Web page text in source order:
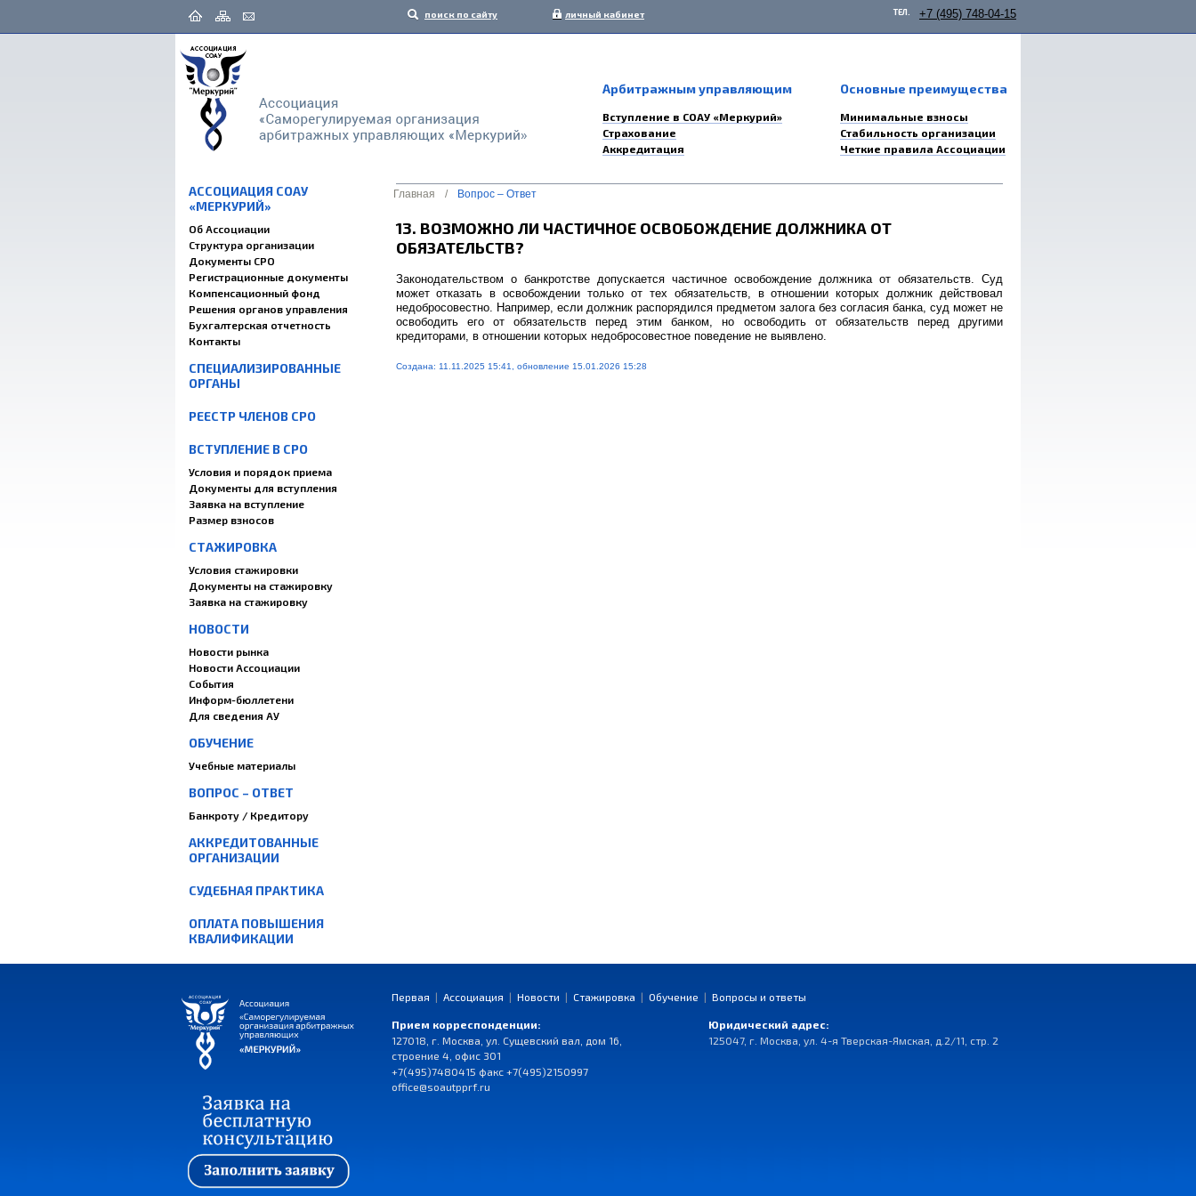
поиск по сайту личный кабинет ТЕЛ. +7 (495) 748-04-15
Арбитражным управляющим
Вступление в СОАУ «Меркурий»
Страхование
Аккредитация
Основные преимущества
Минимальные взносы
Стабильность организации
Четкие правила Ассоциации
АССОЦИАЦИЯ СОАУ
«МЕРКУРИЙ»
Об Ассоциации
Структура организации
Документы СРО
Регистрационные документы
Компенсационный фонд
Решения органов управления
Бухгалтерская отчетность
Контакты
СПЕЦИАЛИЗИРОВАННЫЕ
ОРГАНЫ
РЕЕСТР ЧЛЕНОВ СРО
ВСТУПЛЕНИЕ В СРО
Условия и порядок приема
Документы для вступления
Заявка на вступление
Размер взносов
СТАЖИРОВКА
Условия стажировки
Документы на стажировку
Заявка на стажировку
НОВОСТИ
Новости рынка
Новости Ассоциации
События
Информ-бюллетени
Для сведения АУ
ОБУЧЕНИЕ
Учебные материалы
ВОПРОС – ОТВЕТ
Банкроту / Кредитору
АККРЕДИТОВАННЫЕ
ОРГАНИЗАЦИИ
СУДЕБНАЯ ПРАКТИКА
ОПЛАТА ПОВЫШЕНИЯ
КВАЛИФИКАЦИИ
Главная / Вопрос – Ответ
13. ВОЗМОЖНО ЛИ ЧАСТИЧНОЕ ОСВОБОЖДЕНИЕ ДОЛЖНИКА ОТ
ОБЯЗАТЕЛЬСТВ?
Законодательством о банкротстве допускается частичное освобождение должника от обязательств. Суд
может отказать в освобождении только от тех обязательств, в отношении которых должник действовал
недобросовестно. Например, если должник распорядился предметом залога без согласия банка, суд может не
освободить его от обязательств перед этим банком, но освободить от обязательств перед другими
кредиторами, в отношении которых недобросовестное поведение не выявлено.
Создана: 11.11.2025 15:41, обновление 15.01.2026 15:28
Первая | Ассоциация | Новости | Стажировка | Обучение | Вопросы и ответы
Прием корреспонденции:
127018, г. Москва, ул. Сущевский вал, дом 16,
строение 4, офис 301
+7(495)7480415 факс +7(495)2150997
office@soautpprf.ru
Юридический адрес:
125047, г. Москва, ул. 4-я Тверская-Ямская, д.2/11, стр. 2